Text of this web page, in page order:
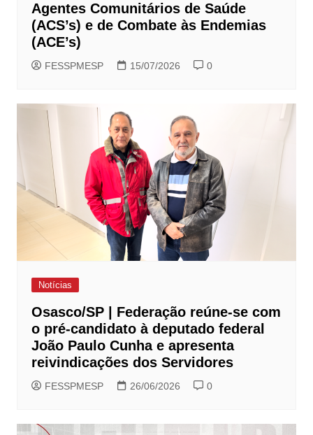
Agentes Comunitários de Saúde
(ACS’s) e de Combate às Endemias
(ACE’s)
FESSPMESP 15/07/2026 0
Notícias
Osasco/SP | Federação reúne-se com
o pré-candidato à deputado federal
João Paulo Cunha e apresenta
reivindicações dos Servidores
FESSPMESP 26/06/2026 0